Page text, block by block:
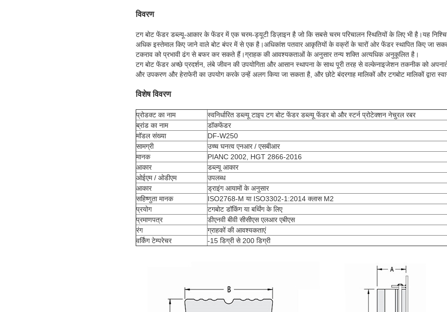
विवरण
टग बोट फेंडर डब्ल्यू-आकार के फेंडर में एक चरम-ड्यूटी डिज़ाइन है जो कि सबसे चरम परिचालन स्थितियों के लिए भी है।यह
अधिक इस्तेमाल किए जाने वाले बोट बंपर में से एक है।अधिकांश पतवार आकृतियों के वक्रों के चारों ओर फेंडर स्थापित किए जा
टकराव को प्रभावी ढंग से बफर कर सकते हैं।ग्राहक की आवश्यकताओं के अनुसार तन्य शक्ति अत्यधिक अनुकूलित है।
टग बोट फेंडर अच्छे प्रदर्शन, लंबे जीवन की उपयोगिता और आसान स्थापना के साथ पूरी तरह से वल्केनाइजेशन तकनीक को
और उपकरण और हेराफेरी का उपयोग करके उन्हें अलग किया जा सकता है, और छोटे बंदरगाह मालिकों और टगबोट मालिकों द्वारा
विशेष विवरण
प्रोडक्ट का नाम
स्वनिर्धारित डब्ल्यू टाइप टग बोट फेंडर डब्ल्यू फेंडर बो और स्टर्न प्रोटेक्शन नेचुरल रबर
ब्रांड का नाम
डॉकफेंडर
मॉडल संख्या
DF-W250
सामग्री
उच्च घनत्व एनआर / एसबीआर
मानक
PIANC 2002, HGT 2866-2016
आकार
डब्ल्यू आकार
ओईएम / ओडीएम
उपलब्ध
आकार
ड्राइंग आयामों के अनुसार
सहिष्णुता मानक
ISO2768-M या ISO3302-1:2014 क्लास M2
प्रयोग
टगबोट डॉकिंग या बर्थिंग के लिए
प्रमाणपत्र
डीएनवी बीवी सीसीएस एलआर एबीएस
रंग
ग्राहकों की आवश्यकताएं
वर्किंग टेम्परेचर
-15 डिग्री से 200 डिग्री